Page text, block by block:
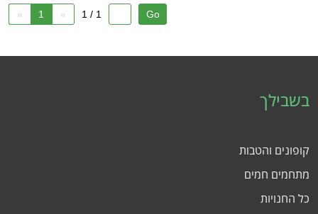
« 1 » 1 / 1
בשבילך
קופונים והטבות
מתחמים חמים
כל החנויות